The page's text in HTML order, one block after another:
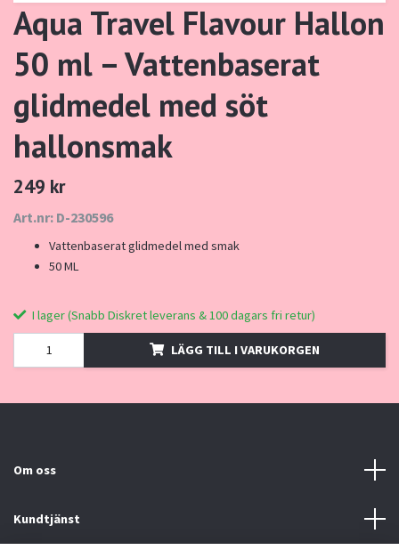
Aqua Travel Flavour Hallon
50 ml – Vattenbaserat
glidmedel med söt
hallonsmak
249 kr
Art.nr: D-230596
Vattenbaserat glidmedel med smak
50 ML
I lager (Snabb Diskret leverans & 100 dagars fri retur)
LÄGG TILL I VARUKORGEN
Om oss
Kundtjänst